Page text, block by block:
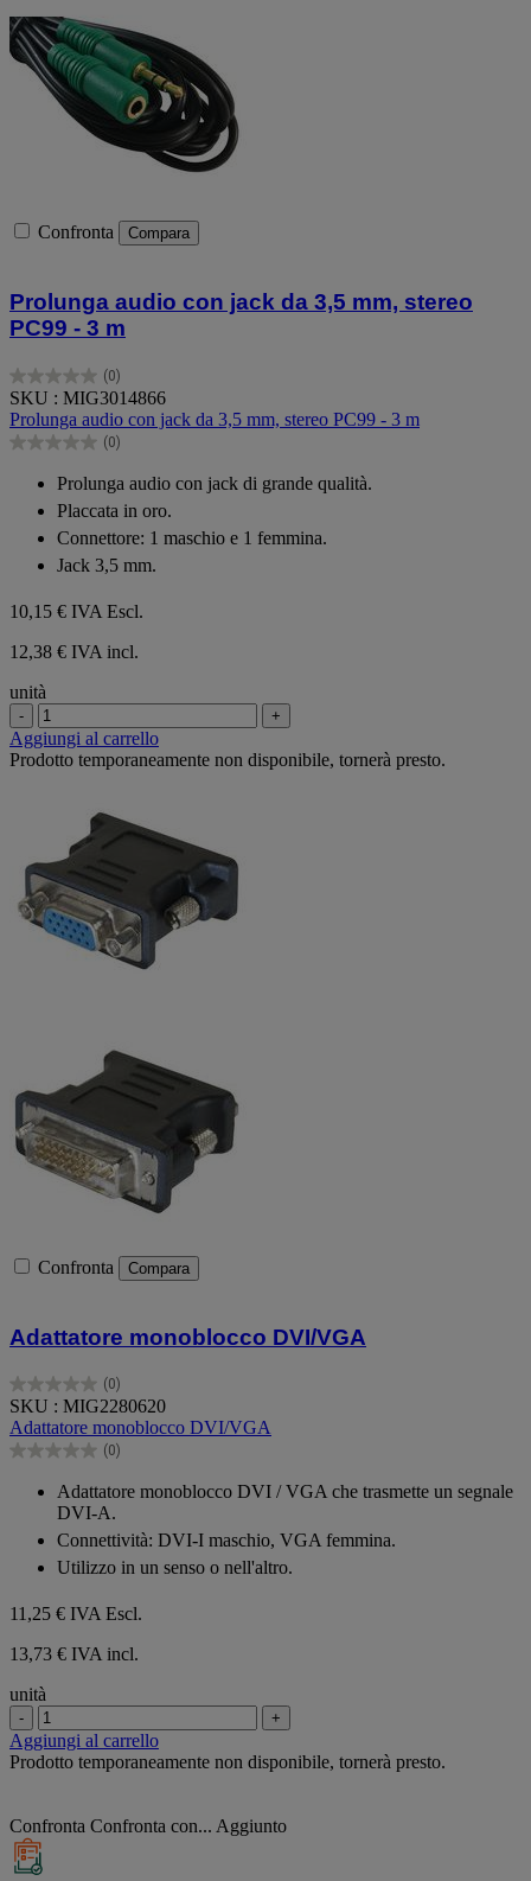
Confronta Compara
Prolunga audio con jack da 3,5 mm, stereo
PC99 - 3 m
(0)
0.0
su
5
stelle.
SKU : MIG3014866
Prolunga audio con jack da 3,5 mm, stereo PC99 - 3 m
(0)
0.0
stelle.
Prolunga audio con jack di grande qualità.
Placcata in oro.
Connettore: 1 maschio e 1 femmina.
Jack 3,5 mm.
10,15 € IVA Escl.
12,38 € IVA incl.
unità
- +
Aggiungi al carrello
Prodotto temporaneamente non disponibile, tornerà presto.
Confronta Compara
Adattatore monoblocco DVI/VGA
(0)
0.0
su
5
stelle.
SKU : MIG2280620
Adattatore monoblocco DVI/VGA
(0)
0.0
Adattatore monoblocco DVI / VGA che trasmette un segnale
DVI-A.
Connettività: DVI-I maschio, VGA femmina.
Utilizzo in un senso o nell'altro.
11,25 € IVA Escl.
13,73 € IVA incl.
unità
- +
Aggiungi al carrello
Prodotto temporaneamente non disponibile, tornerà presto.
Confronta Confronta con... Aggiunto